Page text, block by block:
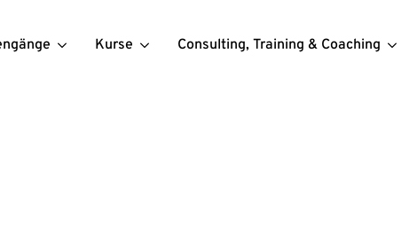
Kurse Consulting, Training & Coaching